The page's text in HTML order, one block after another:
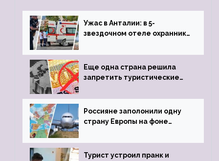
Ужас в Анталии: в 5-
звездочном отеле охранник
пистолета
Еще одна страна решила
запретить туристические
Россияне заполонили одну
страну Европы на фоне
виз
Турист устроил пранк и